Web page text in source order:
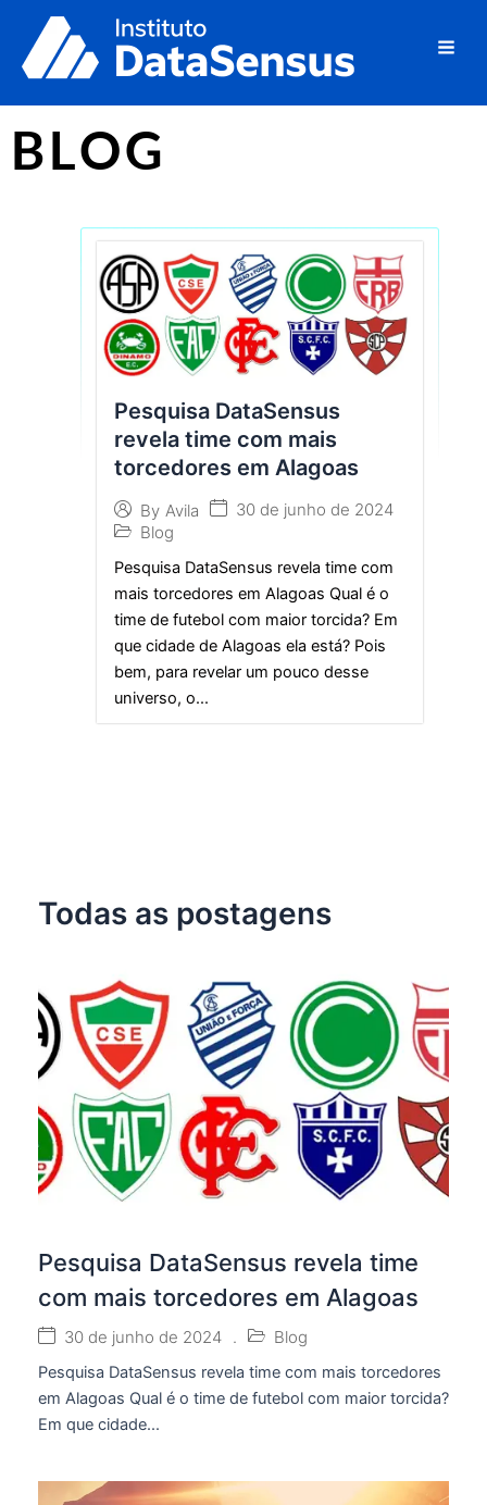
BLOG
Pesquisa DataSensus
revela time com mais
torcedores em Alagoas
By Avila
30 de junho de 2024
Blog
Pesquisa DataSensus revela time com
mais torcedores em Alagoas Qual é o
time de futebol com maior torcida? Em
que cidade de Alagoas ela está? Pois
bem, para revelar um pouco desse
universo, o...
Todas as postagens
Pesquisa DataSensus revela time
com mais torcedores em Alagoas
30 de junho de 2024 . Blog
Pesquisa DataSensus revela time com mais torcedores
em Alagoas Qual é o time de futebol com maior torcida?
Em que cidade...